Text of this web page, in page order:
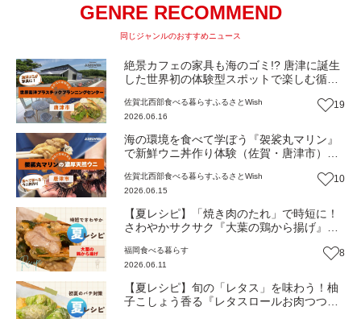
GENRE RECOMMEND
同じジャンルのおすすめニュース
絶景カフェの家具も海のゴミ!? 唐津に誕生
した世界初の体験型スポットで楽しむ循環
Wish】
佐賀北西部食べる暮らす ふるさとWish
2026.06.16
19
海の環境を食べて学ぼう『袈裟丸マリン』
で新鮮ウニ丼作り体験（佐賀・唐津市）
佐賀北西部食べる暮らす ふるさとWish
2026.06.15
10
【夏レシピ】「焼き肉のたれ」で時短に！
さわやかサクサク『大葉の鶏から揚げ』
福岡食べる暮らす
2026.06.11
8
【夏レシピ】旬の「レタス」を味わう！柚
子こしょう香る『レタスロールお肉つつ